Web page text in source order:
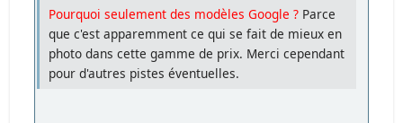
Pourquoi seulement des modèles Google ? Parce
que c'est apparemment ce qui se fait de mieux en
photo dans cette gamme de prix. Merci cependant
pour d'autres pistes éventuelles.